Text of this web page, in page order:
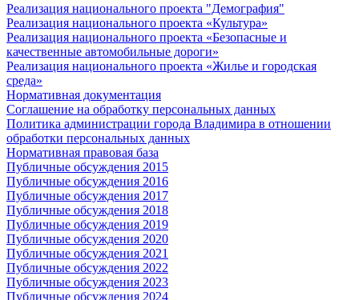
Реализация национального проекта "Демография"
Реализация национального проекта «Культура»
Реализация национального проекта «Безопасные и
качественные автомобильные дороги»
Реализация национального проекта «Жилье и городская
среда»
Нормативная документация
Соглашение на обработку персональных данных
Политика администрации города Владимира в отношении
обработки персональных данных
Нормативная правовая база
Публичные обсуждения 2015
Публичные обсуждения 2016
Публичные обсуждения 2017
Публичные обсуждения 2018
Публичные обсуждения 2019
Публичные обсуждения 2020
Публичные обсуждения 2021
Публичные обсуждения 2022
Публичные обсуждения 2023
Публичные обсуждения 2024